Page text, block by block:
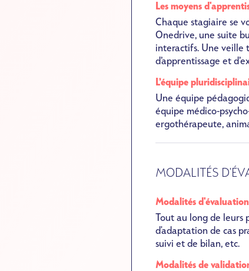
Les moyens
Chaque stagiaire se
Onedrive, une suite
interactifs. Une veille
d’apprentissage et
L’équipe
Une équipe
équipe médico-
ergothérapeute,
MODALITÉS
Modalités d'évaluation
Tout au long de leurs
d'adaptation de cas
suivi et de bilan, etc.
Modalités de